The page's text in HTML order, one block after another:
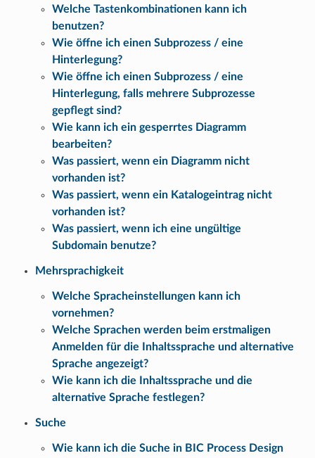
Welche Tastenkombinationen kann ich
benutzen?
Wie öffne ich einen Subprozess / eine
Hinterlegung?
Wie öffne ich einen Subprozess / eine
Hinterlegung, falls mehrere Subprozesse
gepflegt sind?
Wie kann ich ein gesperrtes Diagramm
bearbeiten?
Was passiert, wenn ein Diagramm nicht
vorhanden ist?
Was passiert, wenn ein Katalogeintrag nicht
vorhanden ist?
Was passiert, wenn ich eine ungültige
Subdomain benutze?
Mehrsprachigkeit
Welche Spracheinstellungen kann ich
vornehmen?
Welche Sprachen werden beim erstmaligen
Anmelden für die Inhaltssprache und alternative
Sprache angezeigt?
Wie kann ich die Inhaltssprache und die
alternative Sprache festlegen?
Suche
Wie kann ich die Suche in BIC Process Design